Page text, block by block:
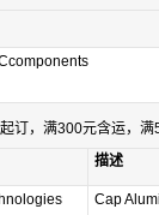
订，满300元含运，
描述
Cap